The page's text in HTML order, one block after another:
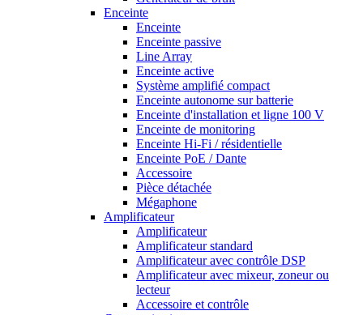
Enceinte
Enceinte
Enceinte passive
Line Array
Enceinte active
Système amplifié compact
Enceinte autonome sur batterie
Enceinte d'installation et ligne 100 V
Enceinte de monitoring
Enceinte Hi-Fi / résidentielle
Enceinte PoE / Dante
Accessoire
Pièce détachée
Mégaphone
Amplificateur
Amplificateur
Amplificateur standard
Amplificateur avec contrôle DSP
Amplificateur avec mixeur, zoneur ou
lecteur
Accessoire et contrôle